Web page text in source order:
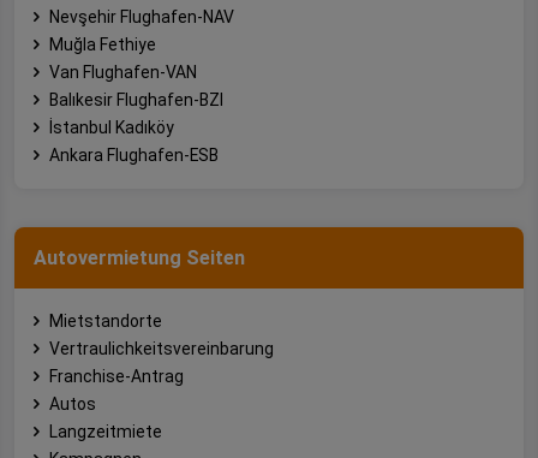
Nevşehir Flughafen-NAV
Muğla Fethiye
Van Flughafen-VAN
Balıkesir Flughafen-BZI
İstanbul Kadıköy
Ankara Flughafen-ESB
Autovermietung Seiten
Mietstandorte
Vertraulichkeitsvereinbarung
Franchise-Antrag
Autos
Langzeitmiete